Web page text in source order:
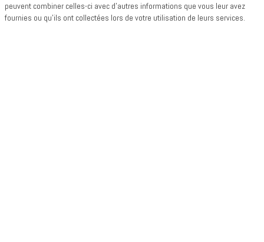
peuvent combiner celles-ci avec d'autres informations que vous leur avez
fournies ou qu'ils ont collectées lors de votre utilisation de leurs services.